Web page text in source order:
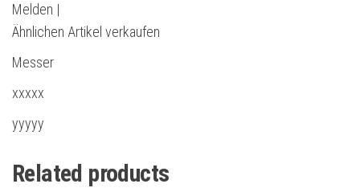
Melden |
Ähnlichen Artikel verkaufen
Messer
xxxxx
yyyyy
Related products